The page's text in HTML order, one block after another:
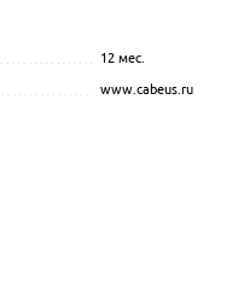
12 мес.
www.cabeus.ru